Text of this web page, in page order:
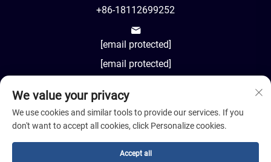
+86-18112699252
[email protected]
[email protected]
AM8:00-PM18:00
We value your privacy
We use cookies and similar tools to provide our services. If you
don't want to accept all cookies, click Personalize cookies.
Accept all